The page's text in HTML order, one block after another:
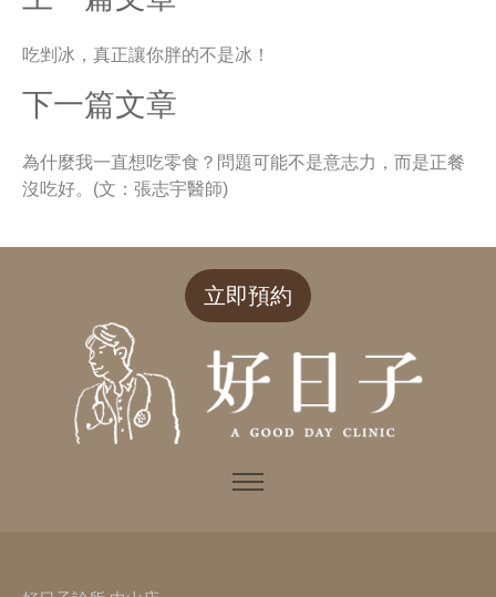
吃剉冰，真正讓你胖的不是冰！
下一篇文章
為什麼我一直想吃零食？問題可能不是意志力，而是正餐
沒吃好。(文：張志宇醫師)
立即預約